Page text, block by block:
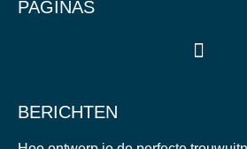
PAGINAS
BERICHTEN